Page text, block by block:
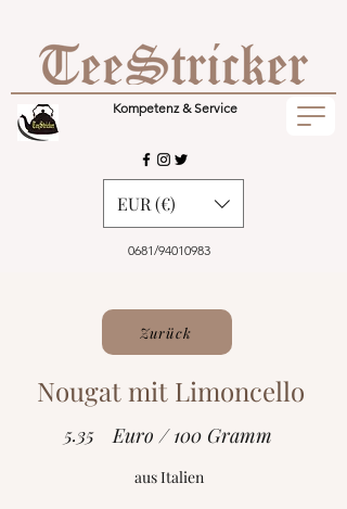
Kompetenz & Service
0681/94010983
EUR (€)
Zurück
Nougat mit Limoncello
5.35 Euro / 100 Gramm
aus Italien